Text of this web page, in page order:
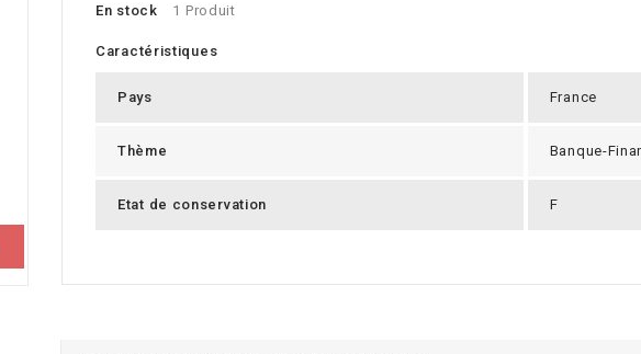
En stock 1 Produit
Caractéristiques
Pays France
Thème Banque-
Etat de conservation F